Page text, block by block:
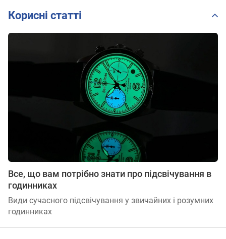
Корисні статті
Все, що вам потрібно знати про підсвічування в
годинниках
Види сучасного підсвічування у звичайних і розумних
годинниках